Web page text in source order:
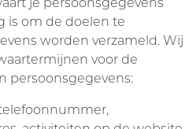
is om de doelen te
worden verzameld. Wij
voor de
persoonsgegevens: